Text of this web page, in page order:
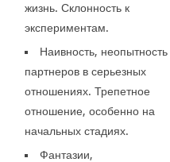
жизнь. Склонность к
экспериментам.
Наивность, неопытность
партнеров в серьезных
отношениях. Трепетное
отношение, особенно на
начальных стадиях.
Фантазии,